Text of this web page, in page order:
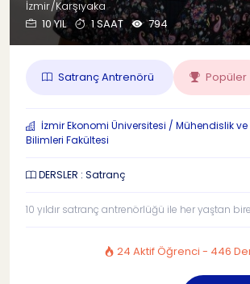
İzmir/Karşıyaka
10 YIL
1 SAAT 794
Satranç Antrenörü Popüler
İzmir Ekonomi Üniversitesi / Mühendislik
Bilimleri Fakültesi
DERSLER : Satranç
10 yıldır satranç antrenörlüğü ile her yaştan
24 Aktif Öğrenci - 446